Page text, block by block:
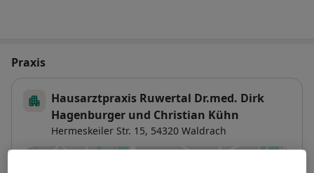
Praxis
Hausarztpraxis Ruwertal Dr.med. Dirk
Hagenburger und Christian Kühn
Hermeskeiler Str. 15, 54320 Waldrach